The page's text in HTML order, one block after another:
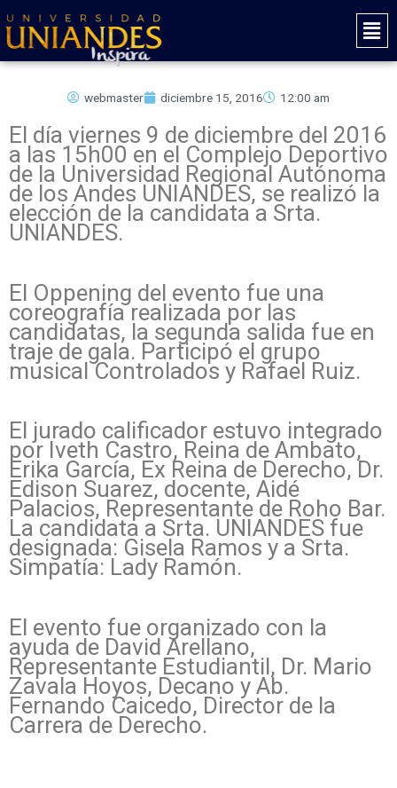
al
contenido
Main
webmaster diciembre 15, 2016 12:00 am
El día viernes 9 de diciembre del 2016
a las 15h00 en el Complejo Deportivo
de la Universidad Regional Autónoma
de los Andes UNIANDES, se realizó la
elección de la candidata a Srta.
UNIANDES.
El Oppening del evento fue una
coreografía realizada por las
candidatas, la segunda salida fue en
traje de gala. Participó el grupo
musical Controlados y Rafael Ruiz.
El jurado calificador estuvo integrado
por Iveth Castro, Reina de Ambato,
Erika García, Ex Reina de Derecho, Dr.
Edison Suarez, docente, Aidé
Palacios, Representante de Roho Bar.
La candidata a Srta. UNIANDES fue
designada: Gisela Ramos y a Srta.
Simpatía: Lady Ramón.
El evento fue organizado con la
ayuda de David Arellano,
Representante Estudiantil, Dr. Mario
Zavala Hoyos, Decano y Ab.
Fernando Caicedo, Director de la
Carrera de Derecho.